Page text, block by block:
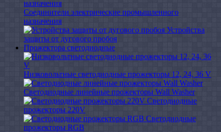
Соединители электрические промышленного
назначения
Устройства
защиты от дугового пробоя
Прожектора светодиодные
Низковольтные светодиодные прожекторы 12, 24, 36 V
Светодиодные линейные прожекторы Wall Washer
Светодиодные
прожекторы 220V
Светодиодные
прожекторы RGB